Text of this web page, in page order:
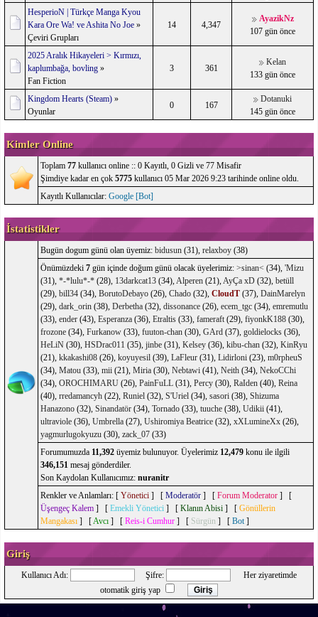
HesperioN | Türkçe Manga Kyou
Kara Ore Wa! ve Ashita No Joe »
Çeviri Grupları
14 4,347
AyazikNz
107 gün önce
2025 Aralık Hikayeleri > Kırmızı,
kaplumbağa, bovling »
Fan Fiction
3 361
Kelan
133 gün önce
Kingdom Hearts (Steam) »
Oyunlar
0 167
Dotanuki
145 gün önce
Kimler Online
Toplam 77 kullanıcı online :: 0 Kayıtlı, 0 Gizli ve 77 Misafir
Şimdiye kadar en çok 5775 kullanıcı 05 Mar 2026 9:23 tarihinde online oldu.
Kayıtlı Kullanıcılar: Google [Bot]
İstatistikler
Bugün dogum günü olan üyemiz: bidusun (31), relaxboy (38)
Önümüzdeki 7 gün içinde doğum günü olacak üyelerimiz: >sinan< (34), 'Mizu
(31), *-*lulu*-* (28), 13darkcat13 (34), Alperen (21), AyÇa xD (32), betüll
(29), bill34 (34), BorutoDebayo (26), Chado (32), CloudT (37), DainMarelyn
(29), dark_orin (38), Derbetha (32), dissonance (26), ecem_tgc (34), emremutlu
(33), ender (43), Esperanza (36), Etraltis (33), fameraft (29), fiyonkK188 (30),
frozone (34), Furkanow (33), fuuton-chan (30), GArd (37), goldielocks (36),
HeLiN (30), HSDrac011 (35), jinbe (31), Kelsey (36), kibu-chan (32), KinRyu
(21), kkakashi08 (26), koyuyesil (39), LaFleur (31), Lidirloni (23), m0rpheuS
(34), Matou (33), mii (21), Miria (30), Nebtawi (41), Neith (34), NekoCChi
(34), OROCHIMARU (26), PainFuLL (31), Percy (30), RaIden (40), Reina
(40), rredamancyh (22), Runiel (32), S'Uriel (34), sasori (38), Shizuma
Hanazono (32), Sinandatör (34), Tornado (33), tuuche (38), Udikii (41),
ultraviole (36), Umbrella (27), Ushiromiya Beatrice (32), xXLumineXx (26),
yagmurlugokyuzu (30), zack_07 (33)
Forumumuzda 11,392 üyemiz bulunuyor. Üyelerimiz 12,479 konu ile ilgili
346,151 mesaj gönderdiler.
Son Kaydolan Kullanıcımız: nuranitr
Renkler ve Anlamları: [ Yönetici ] [ Moderatör ] [ Forum Moderator ] [
Üşengeç Kalem ] [ Emekli Yönetici ] [ Klanın Abisi ] [ Gönüllerin
Mangakası ] [ Avcı ] [ Reis-i Cumhur ] [ Sürgün ] [ Bot ]
Giriş
Kullanıcı Adı: Şifre:
Her ziyaretimde
otomatik giriş yap